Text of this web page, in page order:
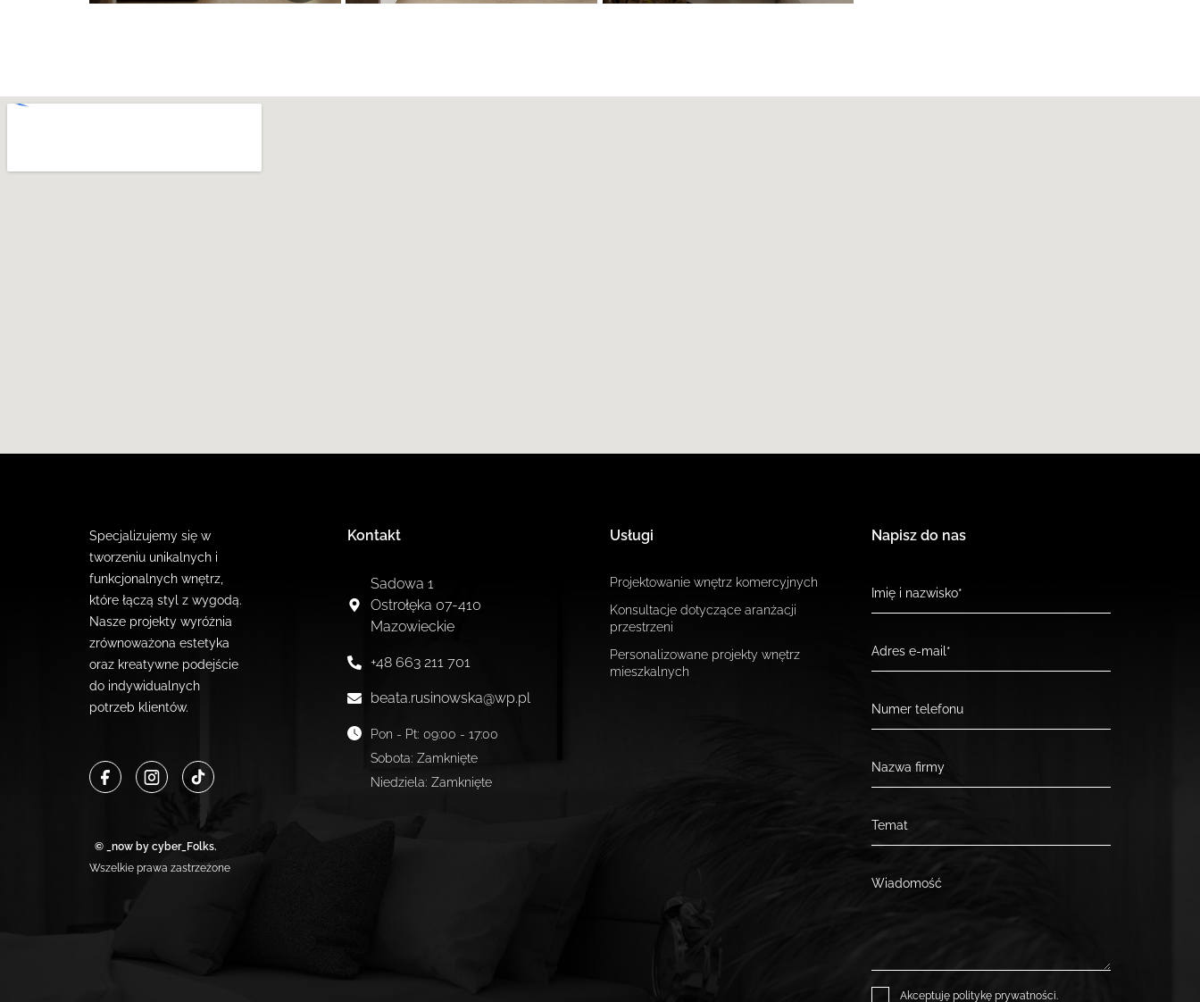
Specjalizujemy się w
tworzeniu unikalnych i
funkcjonalnych wnętrz,
które łączą styl z wygodą.
Nasze projekty wyróżnia
zrównoważona estetyka
oraz kreatywne podejście
do indywidualnych
potrzeb klientów.
© _now by cyber_Folks.
Wszelkie prawa zastrzeżone
Kontakt
Sadowa 1
Ostrołęka 07-410
Mazowieckie
+48 663 211 701
beata.rusinowska@wp.pl
Pon - Pt: 09:00 - 17:00
Sobota: Zamknięte
Niedziela: Zamknięte
Usługi
Projektowanie wnętrz komercyjnych
Konsultacje dotyczące aranżacji
przestrzeni
Personalizowane projekty wnętrz
mieszkalnych
Napisz do nas
Akceptuję politykę prywatności.